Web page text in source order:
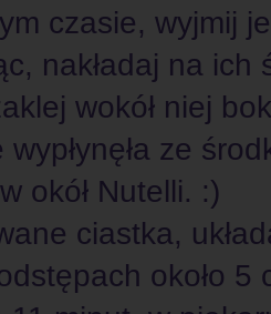
czasie, wyjmij
nakładaj na
wokół niej
wypłynęła ze
okół Nutelli. :)
ciastka,
około 5